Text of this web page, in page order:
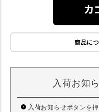
カ
商品に
入荷お知
入荷お知らせボタンを